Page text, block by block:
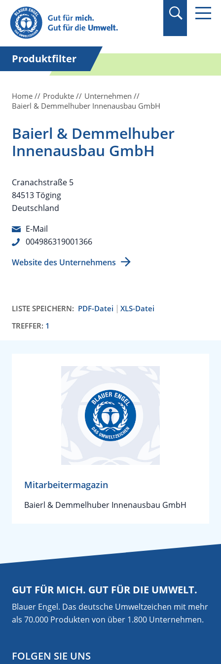
Suchbegriff in
Anführungszeichen
setzen.
Produktfilter
Home Produkte
Unternehmen
Baierl & Demmelhuber Innenausbau GmbH
Baierl & Demmelhuber
Innenausbau GmbH
Cranachstraße 5
84513 Töging
Deutschland
E-Mail
004986319001366
Website des Unternehmens
LISTE SPEICHERN: PDF-Datei
XLS-Datei
TREFFER: 1
Mitarbeitermagazin
Baierl & Demmelhuber Innenausbau GmbH
GUT FÜR MICH. GUT FÜR DIE UMWELT.
Blauer Engel. Das deutsche Umweltzeichen mit mehr
als 70.000 Produkten von über 1.800 Unternehmen.
FOLGEN SIE UNS